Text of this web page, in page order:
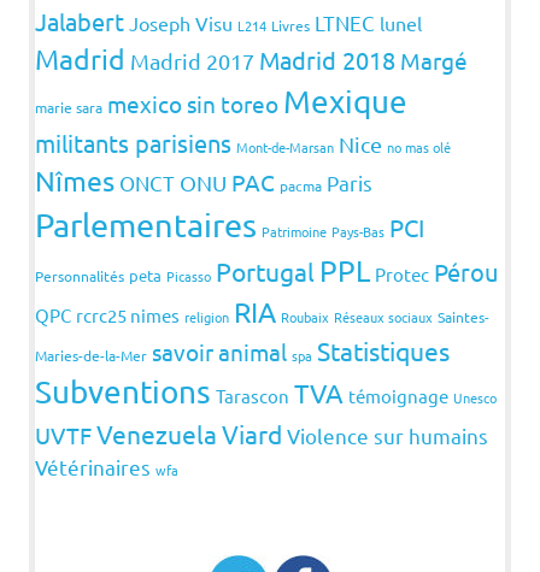
Jalabert Joseph Visu L214 Livres LTNEC lunel
Madrid Madrid 2017 Madrid 2018 Margé
marie sara mexico sin toreo Mexique
militants parisiens Mont-de-Marsan Nice no mas olé
Nîmes ONCT ONU PAC pacma Paris
Parlementaires Patrimoine Pays-Bas PCI
Personnalités peta Picasso Portugal PPL Protec Pérou
QPC rcrc25 nimes religion RIA Roubaix Réseaux sociaux Saintes-
Maries-de-la-Mer savoir animal spa Statistiques
Subventions Tarascon TVA témoignage Unesco
UVTFVenezuelaViard Violence sur humains
Vétérinaires wfa